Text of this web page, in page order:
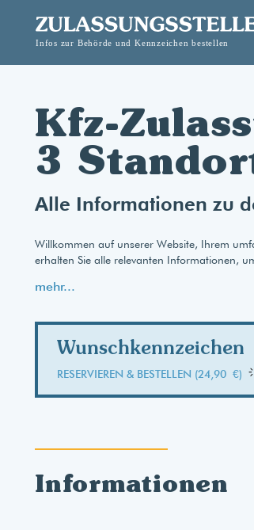
Kfz-
3
Alle Informationen zu
Willkommen auf unserer Website, Ihrem
erhalten Sie alle relevanten Informationen,
mehr...
Wunschkennzeichen
RESERVIEREN & BESTELLEN (24,90 €)
Informationen